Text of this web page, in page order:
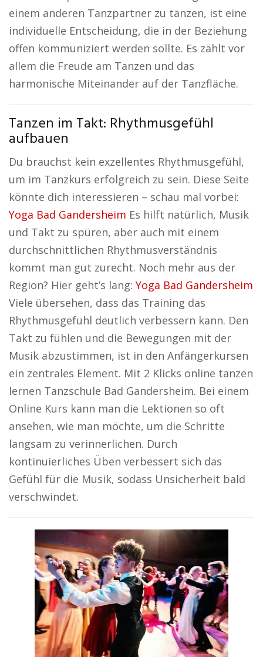
einem anderen Tanzpartner zu tanzen, ist eine
individuelle Entscheidung, die in der Beziehung
offen kommuniziert werden sollte. Es zählt vor
allem die Freude am Tanzen und das
harmonische Miteinander auf der Tanzfläche.
Tanzen im Takt: Rhythmusgefühl
aufbauen
Du brauchst kein exzellentes Rhythmusgefühl,
um im Tanzkurs erfolgreich zu sein. Diese Seite
könnte dich interessieren – schau mal vorbei:
Yoga Bad Gandersheim Es hilft natürlich, Musik
und Takt zu spüren, aber auch mit einem
durchschnittlichen Rhythmusverständnis
kommt man gut zurecht. Noch mehr aus der
Region? Hier geht’s lang: Yoga Bad Gandersheim
Viele übersehen, dass das Training das
Rhythmusgefühl deutlich verbessern kann. Den
Takt zu fühlen und die Bewegungen mit der
Musik abzustimmen, ist in den Anfängerkursen
ein zentrales Element. Mit 2 Klicks online tanzen
lernen Tanzschule Bad Gandersheim. Bei einem
Online Kurs kann man die Lektionen so oft
ansehen, wie man möchte, um die Schritte
langsam zu verinnerlichen. Durch
kontinuierliches Üben verbessert sich das
Gefühl für die Musik, sodass Unsicherheit bald
verschwindet.